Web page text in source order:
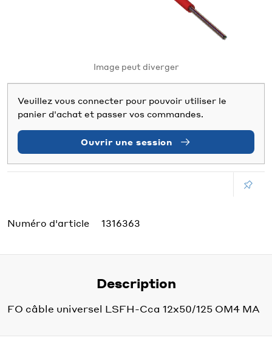
Image peut diverger
Veuillez vous connecter pour pouvoir utiliser le
panier d'achat et passer vos commandes.
Ouvrir une session
Numéro d'article 1316363
Description
FO câble universel LSFH-Cca 12x50/125 OM4 MA